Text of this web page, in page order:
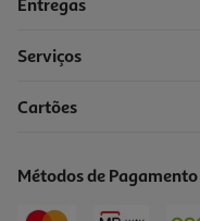
Entregas
Serviços
Cartões
Métodos de Pagamento